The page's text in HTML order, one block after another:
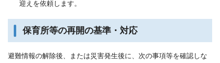
迎えを依頼します。
保育所等の再開の基準・対応
避難情報の解除後、または災害発生後に、次の事項等を確認しな